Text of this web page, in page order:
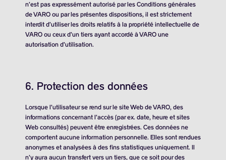
n’est pas expressément autorisé par les Conditions générales
de VARO ou par les présentes dispositions, il est strictement
interdit d’utiliser les droits relatifs à la propriété intellectuelle de
VARO ou ceux d’un tiers ayant accordé à VARO une
autorisation d’utilisation.
6. Protection des données
Lorsque l’utilisateur se rend sur le site Web de VARO, des
informations concernant l’accès (par ex. date, heure et sites
Web consultés) peuvent être enregistrées. Ces données ne
comportent aucune information personnelle. Elles sont rendues
anonymes et analysées à des fins statistiques uniquement. Il
n’y aura aucun transfert vers un tiers, que ce soit pour des